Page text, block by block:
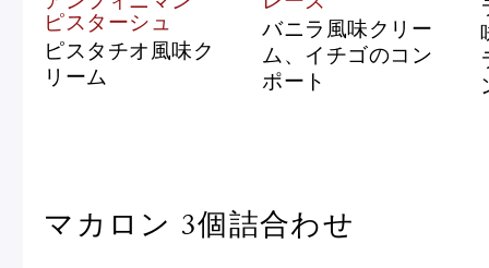
ピスターシュ
ピスタチオ風味ク
リーム
バニラ風味クリー
ム、イチゴのコン
ポート
マカロン 3個詰合わせ